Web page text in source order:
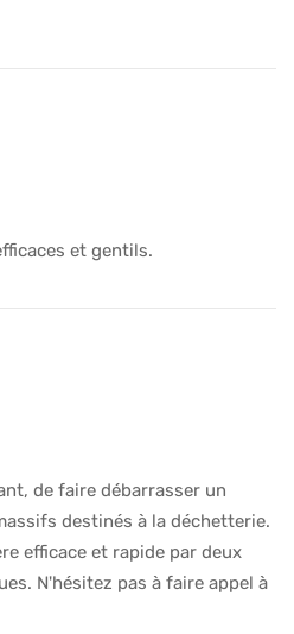
et gentils.
de faire débarrasser un
destinés à la déchetterie.
efficace et rapide par deux
N'hésitez pas à faire appel à